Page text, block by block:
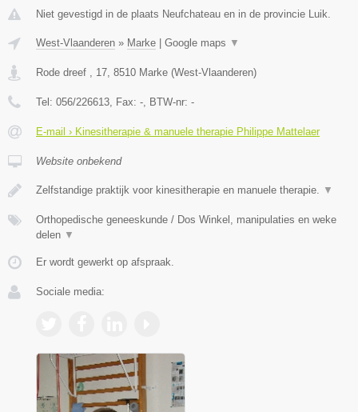
Niet gevestigd in de plaats Neufchateau en in de provincie Luik.
West-Vlaanderen » Marke | Google maps ▼
Rode dreef , 17 8510 Marke (West-Vlaanderen)
Tel: 056/226613 , Fax: - , BTW-nr: -
E-mail › Kinesitherapie & manuele therapie Philippe Mattelaer
Website onbekend
Zelfstandige praktijk voor kinesitherapie en manuele therapie. ▼
Orthopedische geneeskunde / Dos Winkel, manipulaties en weke
delen ▼
Er wordt gewerkt op afspraak.
Sociale media: